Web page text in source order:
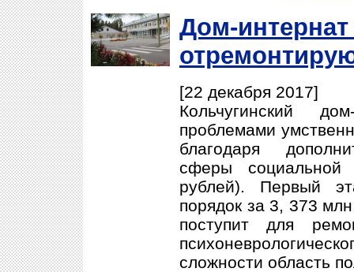
Дом-
[22 декабря 2017]
Кольчугинский
проблемами
благодаря
сферы
рублей). Первый
порядок за 3, 373
поступит для
сложности область